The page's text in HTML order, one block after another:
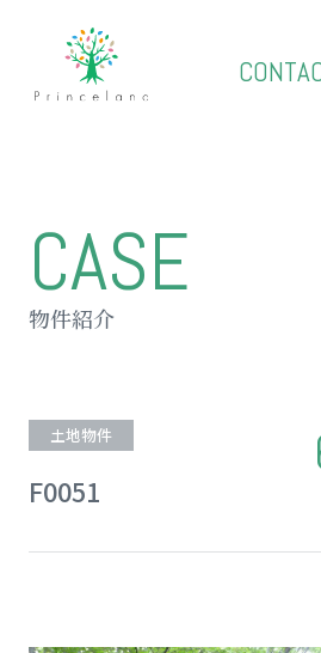
CASE
物件紹介
土地物件
F0051